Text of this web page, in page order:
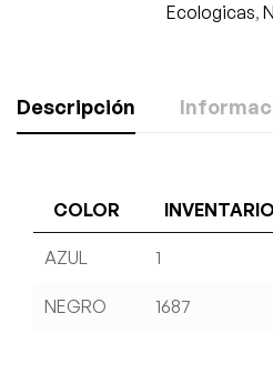
Ecologicas,
Descripción
COLOR INVENTARIO
AZUL 1
NEGRO 1687